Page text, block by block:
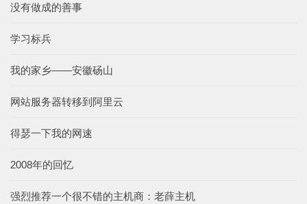
没有做成的善事
学习标兵
我的家乡——安徽砀山
网站服务器转移到阿里云
得瑟一下我的网速
2008年的回忆
强烈推荐一个很不错的主机商：老薛主机